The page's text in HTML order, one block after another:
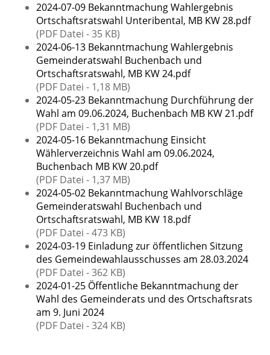
2024-07-09 Bekanntmachung Wahlergebnis
Ortschaftsratswahl Unteribental, MB KW 28.pdf
(PDF Datei - 35 KB)
2024-06-13 Bekanntmachung Wahlergebnis
Gemeinderatswahl Buchenbach und
Ortschaftsratswahl, MB KW 24.pdf
(PDF Datei - 1,18 MB)
2024-05-23 Bekanntmachung Durchführung der
Wahl am 09.06.2024, Buchenbach MB KW 21.pdf
(PDF Datei - 1,31 MB)
2024-05-16 Bekanntmachung Einsicht
Wählerverzeichnis Wahl am 09.06.2024,
Buchenbach MB KW 20.pdf
(PDF Datei - 1,37 MB)
2024-05-02 Bekanntmachung Wahlvorschläge
Gemeinderatswahl Buchenbach und
Ortschaftsratswahl, MB KW 18.pdf
(PDF Datei - 473 KB)
2024-03-19 Einladung zur öffentlichen Sitzung
des Gemeindewahlausschusses am 28.03.2024
(PDF Datei - 362 KB)
2024-01-25 Öffentliche Bekanntmachung der
Wahl des Gemeinderats und des Ortschaftsrats
am 9. Juni 2024
(PDF Datei - 324 KB)